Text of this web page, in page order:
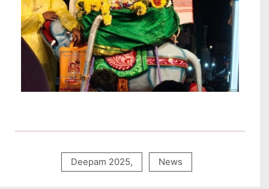
Deepam 2025, News